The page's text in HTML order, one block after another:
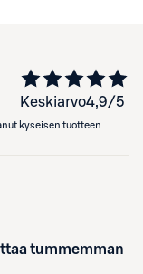
Keskiarvo4,9/5
kyseisen tuotteen
tummemman